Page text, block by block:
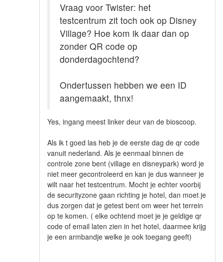
Vraag voor Twister: het
testcentrum zit toch ook op Disney
Village? Hoe kom ik daar dan op
zonder QR code op
donderdagochtend?
Ondertussen hebben we een ID
aangemaakt, thnx!
Yes, ingang meest linker deur van de bioscoop.
Als ik t goed las heb je de eerste dag de qr code
vanuit nederland. Als je eenmaal binnen de
controle zone bent (village en disneypark) word je
niet meer gecontroleerd en kan je dus wanneer je
wilt naar het testcentrum. Mocht je echter voorbij
de securityzone gaan richting je hotel, dan moet je
dus zorgen dat je getest bent om weer het terrein
op te komen. ( elke ochtend moet je je geldige qr
code of email laten zien in het hotel, daarmee krijg
je een armbandje welke je ook toegang geeft)